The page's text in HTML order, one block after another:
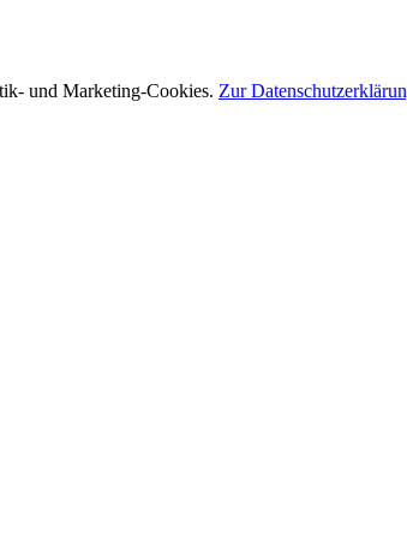
und Marketing-Cookies. Zur